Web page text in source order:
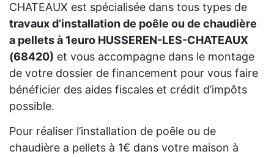
CHATEAUX est spécialisée dans tous types de
travaux d’installation de poêle ou de chaudière
a pellets à 1euro HUSSEREN-LES-CHATEAUX
(68420) et vous accompagne dans le montage
de votre dossier de financement pour vous faire
bénéficier des aides fiscales et crédit d’impôts
possible.
Pour réaliser l’installation de poêle ou de
chaudière a pellets à 1€ dans votre maison à